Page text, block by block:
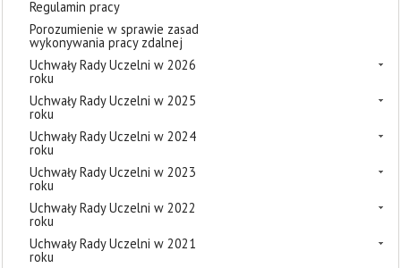
Regulamin pracy
Porozumienie w sprawie zasad
wykonywania pracy zdalnej
Uchwały Rady Uczelni w 2026
roku
Uchwały Rady Uczelni w 2025
roku
Uchwały Rady Uczelni w 2024
roku
Uchwały Rady Uczelni w 2023
roku
Uchwały Rady Uczelni w 2022
roku
Uchwały Rady Uczelni w 2021
roku